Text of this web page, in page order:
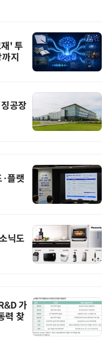
' 투
지
공장
플랫
닉도
가
력 찾